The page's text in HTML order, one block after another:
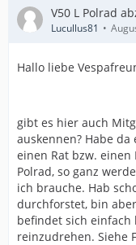
V50 L Polrad
Lucullus81
Hallo liebe
gibt es hier auch
auskennen? Habe
einen Rat bzw. einen
Polrad, so ganz
ich brauche. Hab
durchforstet, bin
befindet sich einfach
reinzudrehen. Siehe